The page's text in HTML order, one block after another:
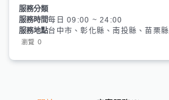
服務分類
服務時間每日 09:00 ~ 24:00
服務地點台中市、彰化縣、南投縣、苗栗縣
瀏覽 0